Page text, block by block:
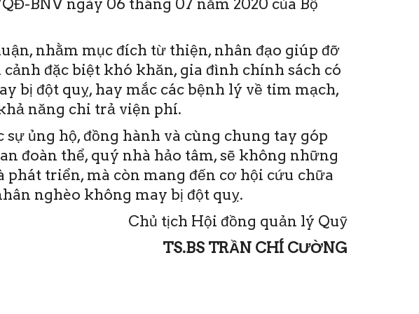
BNV ngày 06 tháng 07 năm 2020 của Bộ
nhằm mục đích từ thiện, nhân đạo giúp đỡ
đặc biệt khó khăn, gia đình chính sách có
bị đột quỵ, hay mắc các bệnh lý về tim mạch,
năng chi trả viện phí.
ủng hộ, đồng hành và cùng chung tay góp
đoàn thể, quý nhà hảo tâm, sẽ không những
triển, mà còn mang đến cơ hội cứu chữa
nghèo không may bị đột quỵ.
Chủ tịch Hội đồng quản lý Quỹ
TS.BS TRẦN CHÍ CƯỜNG